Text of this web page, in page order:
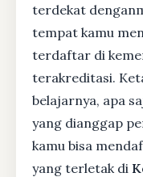
terdekat
tempat kamu
terdaftar di
terakreditasi.
belajarnya, apa
yang dianggap
kamu bisa
yang terletak di